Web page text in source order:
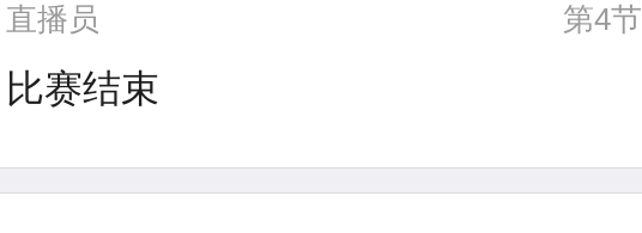
直播员 第4节
比赛结束